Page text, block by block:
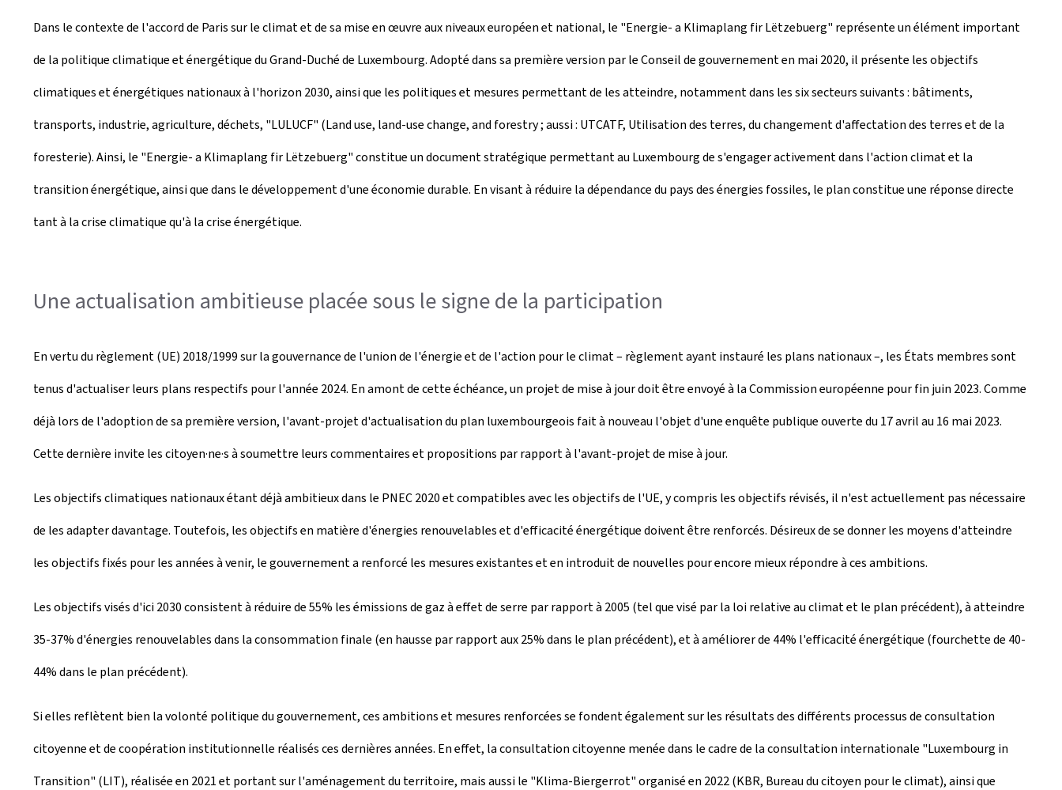
Dans le contexte de l'accord de Paris sur le climat et de sa mise en œuvre aux niveaux européen et national, le "Energie- a Klimaplang fir Lëtzebuerg" représente un élément important
de la politique climatique et énergétique du Grand-Duché de Luxembourg. Adopté dans sa première version par le Conseil de gouvernement en mai 2020, il présente les objectifs
climatiques et énergétiques nationaux à l'horizon 2030, ainsi que les politiques et mesures permettant de les atteindre, notamment dans les six secteurs suivants : bâtiments,
transports, industrie, agriculture, déchets, "LULUCF" (Land use, land-use change, and forestry ; aussi : UTCATF, Utilisation des terres, du changement d'affectation des terres et de la
foresterie). Ainsi, le "Energie- a Klimaplang fir Lëtzebuerg" constitue un document stratégique permettant au Luxembourg de s'engager activement dans l'action climat et la
transition énergétique, ainsi que dans le développement d'une économie durable. En visant à réduire la dépendance du pays des énergies fossiles, le plan constitue une réponse directe
tant à la crise climatique qu'à la crise énergétique.
Une actualisation ambitieuse placée sous le signe de la participation
En vertu du règlement (UE) 2018/1999 sur la gouvernance de l'union de l'énergie et de l'action pour le climat – règlement ayant instauré les plans nationaux –, les États membres sont
tenus d'actualiser leurs plans respectifs pour l'année 2024. En amont de cette échéance, un projet de mise à jour doit être envoyé à la Commission européenne pour fin juin 2023. Comme
déjà lors de l'adoption de sa première version, l'avant-projet d'actualisation du plan luxembourgeois fait à nouveau l'objet d'une enquête publique ouverte du 17 avril au 16 mai 2023.
Cette dernière invite les citoyen·ne·s à soumettre leurs commentaires et propositions par rapport à l'avant-projet de mise à jour.
Les objectifs climatiques nationaux étant déjà ambitieux dans le PNEC 2020 et compatibles avec les objectifs de l'UE, y compris les objectifs révisés, il n'est actuellement pas nécessaire
de les adapter davantage. Toutefois, les objectifs en matière d'énergies renouvelables et d'efficacité énergétique doivent être renforcés. Désireux de se donner les moyens d'atteindre
les objectifs fixés pour les années à venir, le gouvernement a renforcé les mesures existantes et en introduit de nouvelles pour encore mieux répondre à ces ambitions.
Les objectifs visés d'ici 2030 consistent à réduire de 55% les émissions de gaz à effet de serre par rapport à 2005 (tel que visé par la loi relative au climat et le plan précédent), à atteindre
35-37% d'énergies renouvelables dans la consommation finale (en hausse par rapport aux 25% dans le plan précédent), et à améliorer de 44% l'efficacité énergétique (fourchette de 40-
44% dans le plan précédent).
Si elles reflètent bien la volonté politique du gouvernement, ces ambitions et mesures renforcées se fondent également sur les résultats des différents processus de consultation
citoyenne et de coopération institutionnelle réalisés ces dernières années. En effet, la consultation citoyenne menée dans le cadre de la consultation internationale "Luxembourg in
Transition" (LIT), réalisée en 2021 et portant sur l'aménagement du territoire, mais aussi le "Klima-Biergerrot" organisé en 2022 (KBR, Bureau du citoyen pour le climat), ainsi que